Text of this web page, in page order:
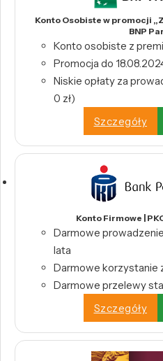
Konto Osobiste w promocji
BNP
Konto osobiste z
Promocja do
Niskie opłaty za
0 zł)
Szczegóły
Konto Firmowe |
Darmowe
lata
Darmowe korzystanie
Darmowe przelewy
Szczegóły